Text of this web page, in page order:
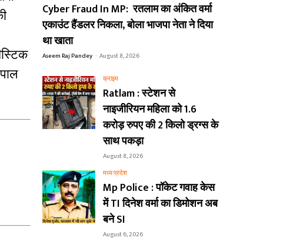
Cyber Fraud In MP: रतलाम का अंकित वर्मा
एकाउंट हैंडलर निकला, बोला भाजपा नेता ने दिया
था खाता
Aseem Raj Pandey - August 8, 2026
क्राइम
Ratlam : स्टेशन से
नाइजीरियन महिला को 1.6
करोड़ रुपए की 2 किलो ड्रग्स के
साथ पकड़ा
August 8, 2026
मध्य प्रदेश
Mp Police : पॉकेट गवाह केस
में TI दिनेश वर्मा का डिमोशन अब
बने SI
August 6, 2026